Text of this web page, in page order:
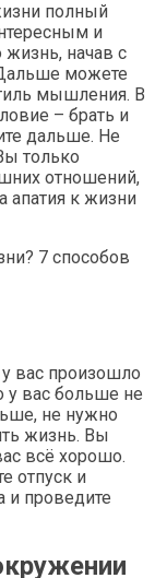
полный
и
начав с
можете
мышления. В
– брать и
дальше. Не
только
отношений,
апатия к жизни
вас произошло
у вас больше не
не нужно
жизнь. Вы
всё хорошо.
отпуск и
и проведите